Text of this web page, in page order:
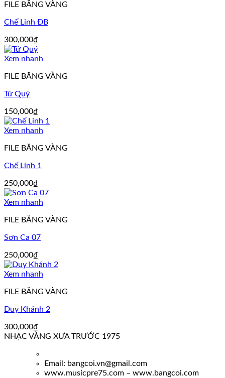
FILE BĂNG VÀNG
Chế Linh ĐB
300,000₫
Xem nhanh
FILE BĂNG VÀNG
Tứ Quý
150,000₫
Xem nhanh
FILE BĂNG VÀNG
Chế Linh 1
250,000₫
Xem nhanh
FILE BĂNG VÀNG
Sơn Ca 07
250,000₫
Xem nhanh
FILE BĂNG VÀNG
Duy Khánh 2
300,000₫
NHẠC VÀNG XƯA TRƯỚC 1975
Email: bangcoi.vn@gmail.com
www.musicpre75.com – www.bangcoi.com